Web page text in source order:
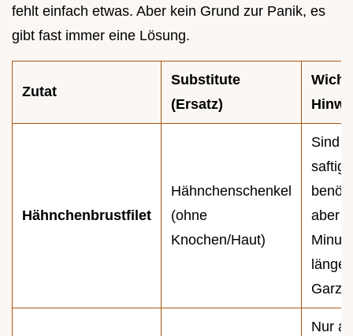
fehlt einfach etwas. Aber kein Grund zur Panik, es
gibt fast immer eine Lösung.
Zutat
Substitute
(Ersatz)
Hähnchenbrustfilet
Hähnchenschenkel
(ohne
Knochen/Haut)
Sind
aber
Nur